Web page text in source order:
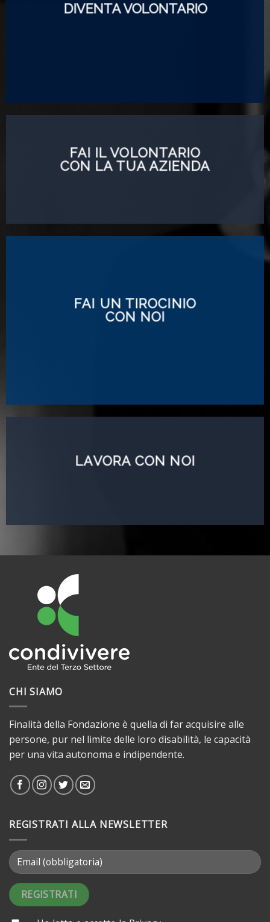
DIVENTA VOLONTARIO
FAI IL VOLONTARIO
CON LA TUA AZIENDA
FAI UN TIROCINIO
CON NOI
LAVORA CON NOI
CHI SIAMO
Finalità della Fondazione è quella di far acquisire alle
persone, pur nel limite delle loro disabilità, le capacità
per una vita autonoma e indipendente.
REGISTRATI ALLA NEWSLETTER